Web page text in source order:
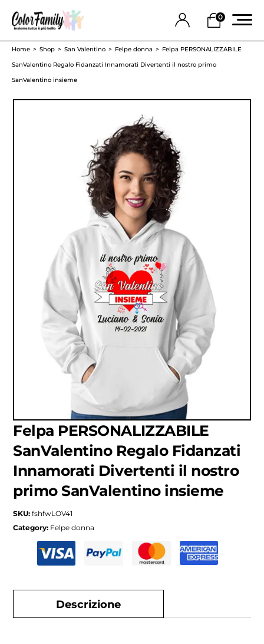
0
Home Shop San Valentino Felpe donna
Felpa PERSONALIZZABILE
SanValentino Regalo Fidanzati Innamorati Divertenti il nostro primo
SanValentino insieme
Felpa PERSONALIZZABILE
SanValentino Regalo Fidanzati
Innamorati Divertenti il nostro
primo SanValentino insieme
SKU:fshfwLOV41
Category: Felpe donna
Descrizione